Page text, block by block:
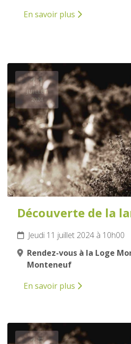
En savoir plus
11
JUILLET
2024
Découverte de la
Jeudi 11 juillet 2024 à 10h00
Rendez-vous à la Loge
Monteneuf
En savoir plus